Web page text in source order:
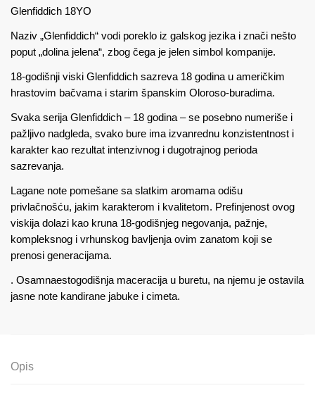
Glenfiddich 18YO
Naziv „Glenfiddich“ vodi poreklo iz galskog jezika i znači nešto
poput „dolina jelena“, zbog čega je jelen simbol kompanije.
18-godišnji viski Glenfiddich sazreva 18 godina u američkim
hrastovim bačvama i starim španskim Oloroso-buradima.
Svaka serija Glenfiddich – 18 godina – se posebno numeriše i
pažljivo nadgleda, svako bure ima izvanrednu konzistentnost i
karakter kao rezultat intenzivnog i dugotrajnog perioda
sazrevanja.
Lagane note pomešane sa slatkim aromama odišu
privlačnošću, jakim karakterom i kvalitetom. Prefinjenost ovog
viskija dolazi kao kruna 18-godišnjeg negovanja, pažnje,
kompleksnog i vrhunskog bavljenja ovim zanatom koji se
prenosi generacijama.
. Osamnaestogodišnja maceracija u buretu, na njemu je ostavila
jasne note kandirane jabuke i cimeta.
Opis